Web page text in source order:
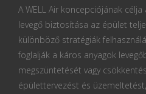
A WELL Air koncepciójának
levegő biztosítása az épület
különböző stratégiák
foglalják a káros anyagok
megszüntetését vagy
épülettervezést és